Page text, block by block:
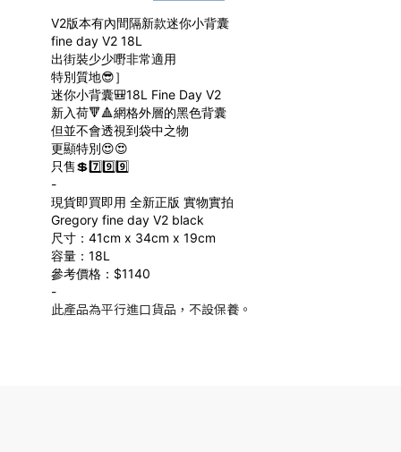
V2版本有內間隔新款迷你小背囊
fine day V2 18L
出街裝少少嘢非常適用
特別質地😎］
迷你小背囊🎒18L Fine Day V2
新入荷🔻🔺網格外層的黑色背囊
但並不會透視到袋中之物
更顯特別😍😍
只售💲7️⃣9️⃣9️⃣
-
現貨即買即用 全新正版 實物實拍
Gregory fine day V2 black
尺寸：41cm x 34cm x 19cm
容量：18L
參考價格：$1140
-
此產品為平行進口貨品，不設保養。